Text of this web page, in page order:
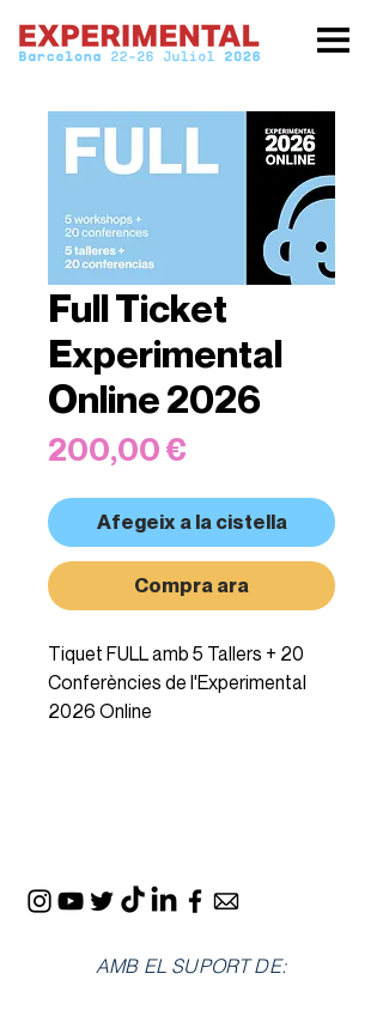
Full Ticket
Experimental
Online 2026
200,00 €
Afegeix a la cistella
Compra ara
Tiquet FULL amb 5 Tallers + 20
Conferències de l'Experimental
2026 Online
AMB EL SUPORT DE: